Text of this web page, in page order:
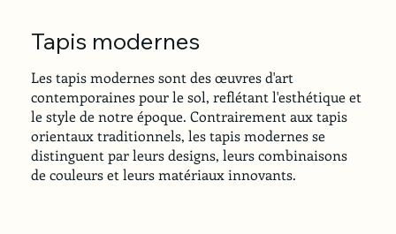
Tapis modernes
Les tapis modernes sont des œuvres d'art
contemporaines pour le sol, reflétant l'esthétique et
le style de notre époque. Contrairement aux tapis
orientaux traditionnels, les tapis modernes se
distinguent par leurs designs, leurs combinaisons
de couleurs et leurs matériaux innovants.